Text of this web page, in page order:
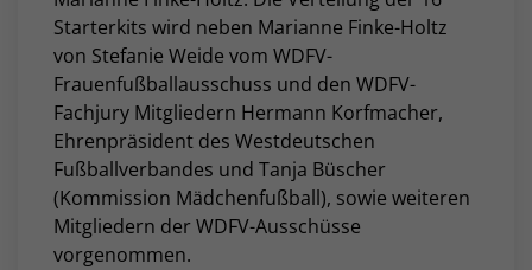
Starterkits wird neben Marianne Finke-Holtz
von Stefanie Weide vom WDFV-
Frauenfußballausschuss und den WDFV-
Fachjury Mitgliedern Hermann Korfmacher,
Ehrenpräsident des Westdeutschen
Fußballverbandes und Tanja Büscher
(Kommission Mädchenfußball), sowie weiteren
Mitgliedern der WDFV-Ausschüsse
vorgenommen.